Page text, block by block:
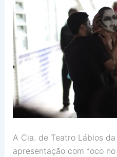
A Cia. de Teatro Lábios
apresentação com foco